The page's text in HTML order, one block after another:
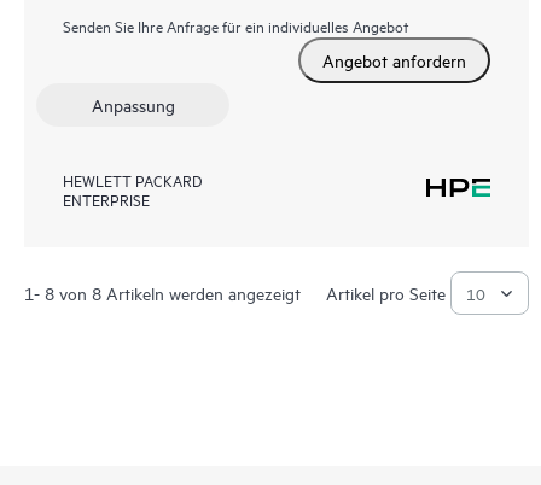
Senden Sie Ihre Anfrage für ein individuelles Angebot
Angebot anfordern
Anpassung
HEWLETT PACKARD
ENTERPRISE
1- 8 von 8 Artikeln werden angezeigt Artikel pro Seite